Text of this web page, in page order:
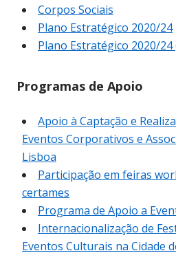
Corpos Sociais
Plano Estratégico 2020/24
Plano Estratégico 2020/
Programas de Apoio
Apoio à Captação e
Eventos Corporativos e
Lisboa
Participação em feiras
certames
Programa de Apoio a
Internacionalização de
Eventos Culturais na Cidade